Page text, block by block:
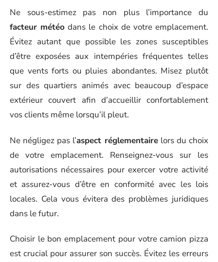
Ne sous-estimez pas non plus l’importance du
facteur météo dans le choix de votre emplacement.
Évitez autant que possible les zones susceptibles
d’être exposées aux intempéries fréquentes telles
que vents forts ou pluies abondantes. Misez plutôt
sur des quartiers animés avec beaucoup d’espace
extérieur couvert afin d’accueillir confortablement
vos clients même lorsqu’il pleut.
Ne négligez pas l’aspect réglementairelors du choix
de votre emplacement. Renseignez-vous sur les
autorisations nécessaires pour exercer votre activité
et assurez-vous d’être en conformité avec les lois
locales. Cela vous évitera des problèmes juridiques
dans le futur.
Choisir le bon emplacement pour votre camion pizza
est crucial pour assurer son succès. Évitez les erreurs